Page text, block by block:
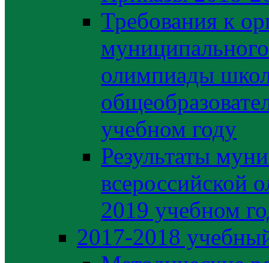
Требования к
олимпиады
учебном году
Результаты
всероссийской
2019 учебном
2017-2018